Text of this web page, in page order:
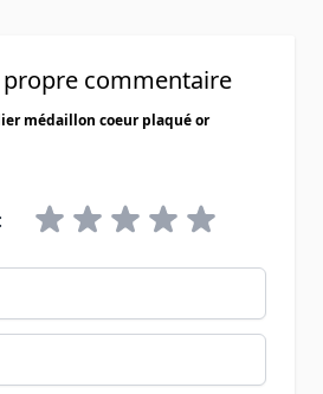
propre commentaire
médaillon coeur plaqué or